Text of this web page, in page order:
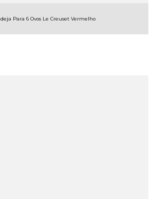
Para 6 Ovos Le Creuset Vermelho